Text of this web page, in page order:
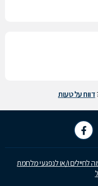
דווח על טעות
לחיילים ו/או לנפגעי מלחמת